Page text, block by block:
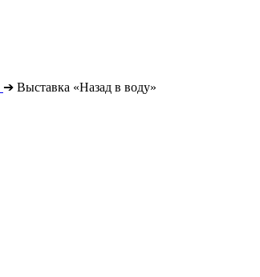
➔ Выставка «Назад в воду»